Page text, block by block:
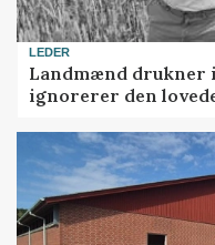
LEDER
Landmænd drukner
ignorerer den